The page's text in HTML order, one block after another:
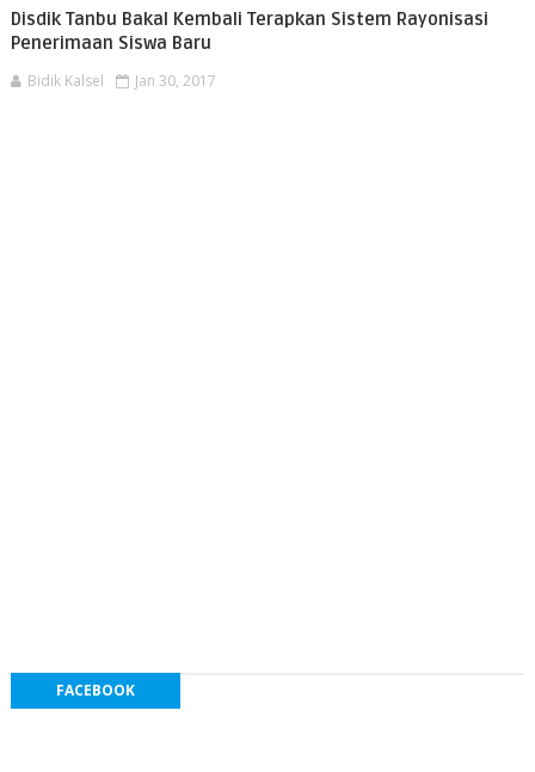
Disdik Tanbu Bakal Kembali Terapkan Sistem Rayonisasi
Penerimaan Siswa Baru
Bidik Kalsel Jan 30, 2017
FACEBOOK